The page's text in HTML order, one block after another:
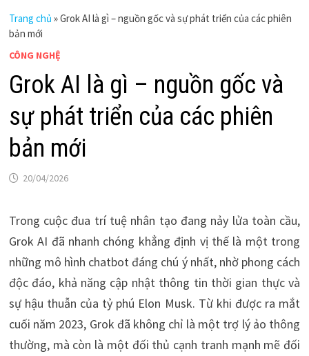
Trang chủ »Grok AI là gì – nguồn gốc và sự phát triển của các phiên
bản mới
CÔNG NGHỆ
Grok AI là gì – nguồn gốc và
sự phát triển của các phiên
bản mới
20/04/2026
Trong cuộc đua trí tuệ nhân tạo đang nảy lửa toàn cầu,
Grok AI đã nhanh chóng khẳng định vị thế là một trong
những mô hình chatbot đáng chú ý nhất, nhờ phong cách
độc đáo, khả năng cập nhật thông tin thời gian thực và
sự hậu thuẫn của tỷ phú Elon Musk. Từ khi được ra mắt
cuối năm 2023, Grok đã không chỉ là một trợ lý ảo thông
thường, mà còn là một đối thủ cạnh tranh mạnh mẽ đối